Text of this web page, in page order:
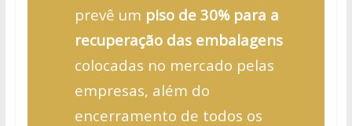
prevê um piso de 30% para a
recuperação das embalagens
colocadas no mercado pelas
empresas, além do
encerramento de todos os